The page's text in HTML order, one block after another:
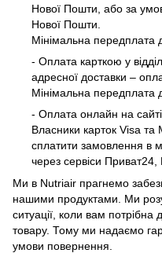
Нової Пошти, або за
Нової Пошти.
Мінімальна передплата
- Оплата карткою у
адресної доставки –
Мінімальна передплата
- Оплата онлайн на
Власники карток Visa та
сплатити замовлення в
через сервіси
Ми в Nutriair прагнемо
нашими продуктами. Ми
ситуації, коли вам
товару. Тому ми надаємо
умови повернення.